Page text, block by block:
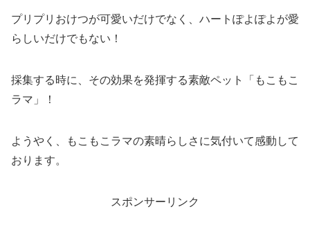
プリプリおけつが可愛いだけでなく、ハートぽよぽよが愛
らしいだけでもない！
採集する時に、その効果を発揮する素敵ペット「もこもこ
ラマ」！
ようやく、もこもこラマの素晴らしさに気付いて感動して
おります。
スポンサーリンク